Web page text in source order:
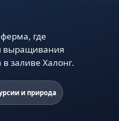
где
выращивания
заливе Халонг.
и природа